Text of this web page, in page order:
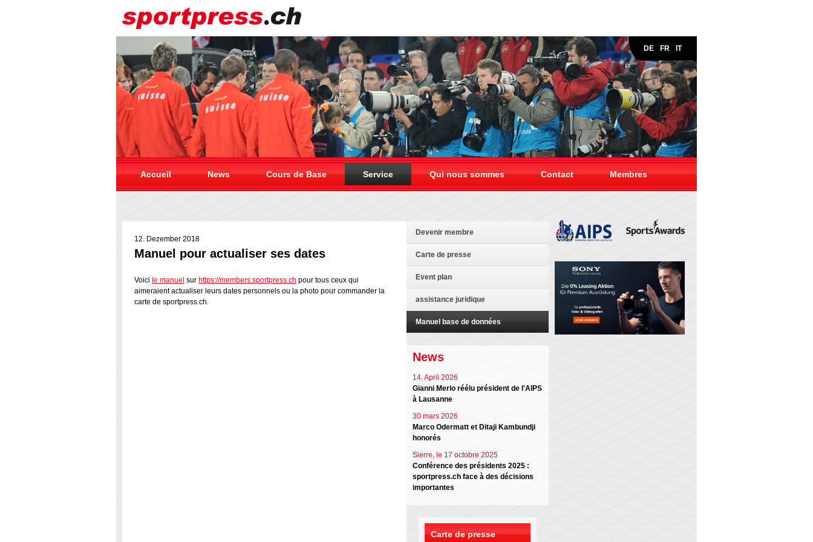
DE FR IT
Accueil News Cours de Base Service Qui nous sommes Contact Membres
12. Dezember 2018
Manuel pour actualiser ses dates
Voici le manuel sur https://members.sportpress.ch pour tous ceux qui
aimeraient actualiser leurs dates personnels ou la photo pour commander la
carte de sportpress.ch.
Devenir membre
Carte de presse
Event plan
assistance juridique
Manuel base de données
News
14. April 2026
Gianni Merlo réélu président de l'AIPS
à Lausanne
30 mars 2026
Marco Odermatt et Ditaji Kambundji
honorés
Sierre, le 17 octobre 2025
Conférence des présidents 2025 :
sportpress.ch face à des décisions
importantes
Carte de presse